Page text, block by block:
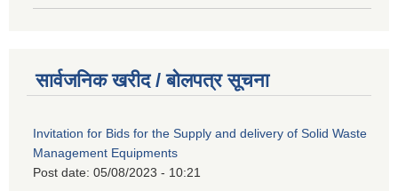
सार्वजनिक खरीद / बोलपत्र सूचना
Invitation for Bids for the Supply and delivery of Solid Waste
Management Equipments
Post date: 05/08/2023 - 10:21